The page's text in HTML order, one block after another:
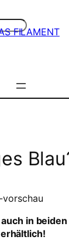
in beiden